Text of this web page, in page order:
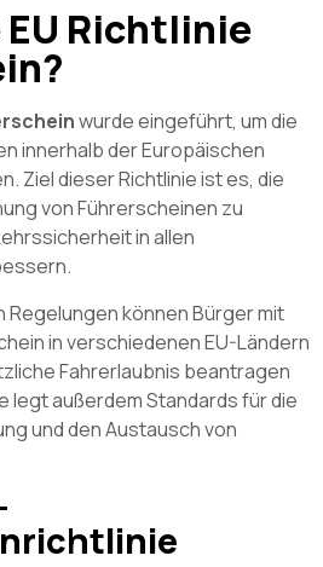
Richtlinie
wurde eingeführt, um die
innerhalb der Europäischen
Ziel dieser Richtlinie ist es, die
von Führerscheinen zu
in allen
können Bürger mit
in verschiedenen EU-Ländern
Fahrerlaubnis beantragen
legt außerdem Standards für die
und den Austausch von